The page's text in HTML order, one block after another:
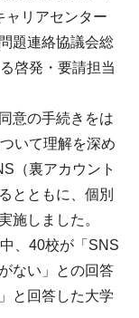
ャリアセンター
題連絡協議会総
啓発・要請担当
意の手続きをは
いて理解を深め
（裏アカウント
とともに、個別
施しました。
、40校が「SNS
ない」との回答
と回答した大学